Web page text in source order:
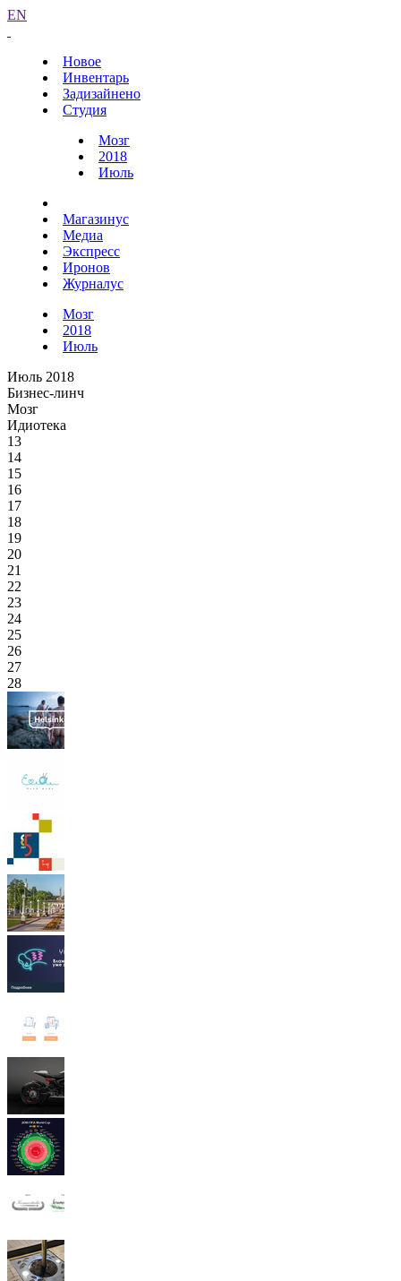
EN
Новое
Инвентарь
Задизайнено
Студия
Мозг
2018
Июль
Магазинус
Медиа
Экспресс
Иронов
Журналус
Мозг
2018
Июль
Июль 2018
Бизнес-линч
Мозг
Идиотека
13
14
15
16
17
18
19
20
21
22
23
24
25
26
27
28